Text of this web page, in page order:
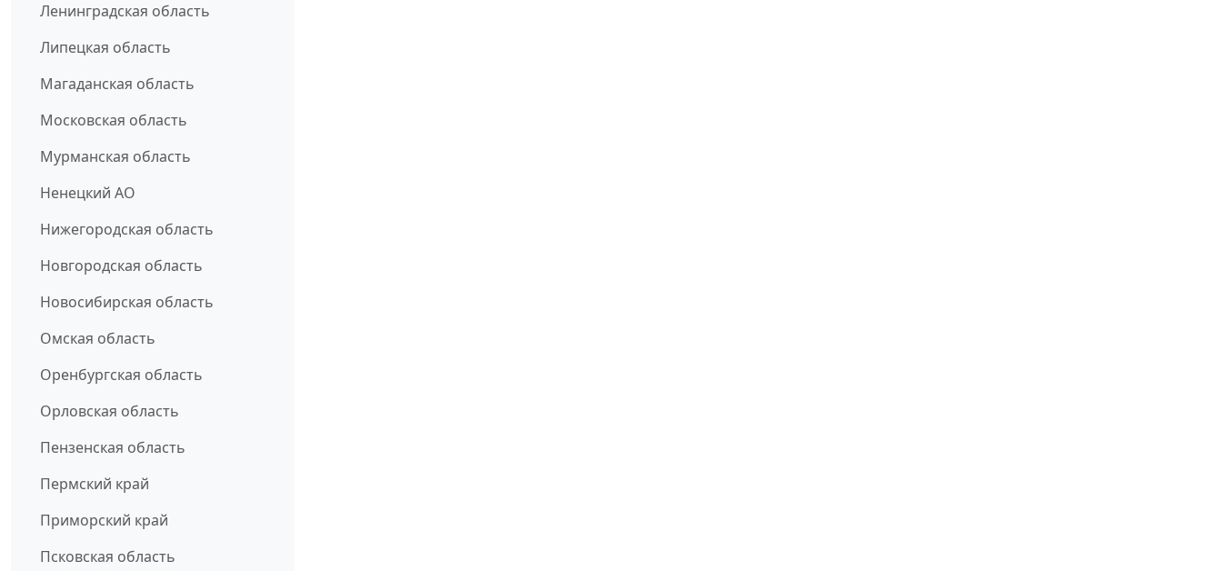
Ленинградская область
Липецкая область
Магаданская область
Московская область
Мурманская область
Ненецкий АО
Нижегородская область
Новгородская область
Новосибирская область
Омская область
Оренбургская область
Орловская область
Пензенская область
Пермский край
Приморский край
Псковская область